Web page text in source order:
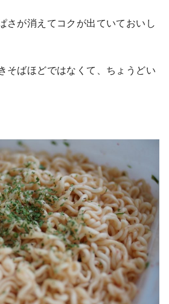
さが消えてコクが出ていておいし
そばほどではなくて、ちょうどい